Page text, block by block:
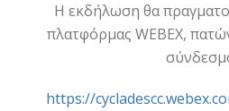
Η εκδήλωση θα
πλατφόρμας WEBEX,
https://